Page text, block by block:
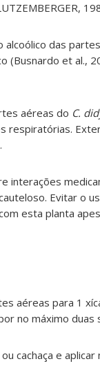
das
(Busnardo et al.,
aéreas do C.
respiratórias.
interações
Evitar o
esta planta
aéreas para 1
no máximo duas
cachaça e aplicar